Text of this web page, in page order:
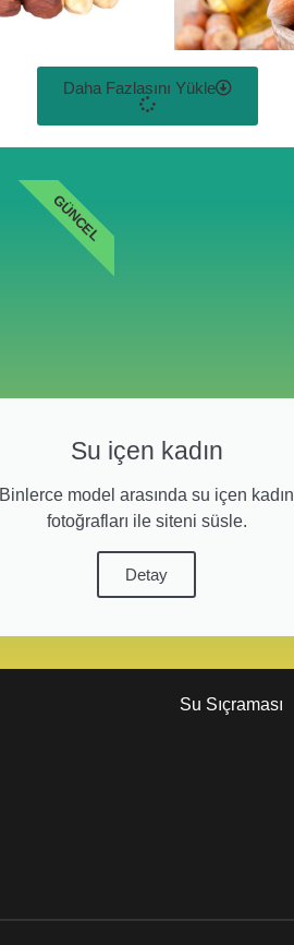
Daha Fazlasını Yükle
Su içen kadın
Binlerce model arasında su içen kadın
fotoğrafları ile siteni süsle.
Detay
GÜNCEL
Su Sıçraması